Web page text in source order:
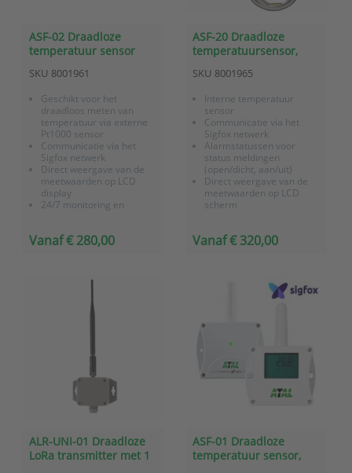
ASF-02 Draadloze
temperatuur sensor
batterij gevoed, met
Sigfox communicatie
SKU 8001961
Geschikt voor het
draadloos meten van
temperatuur via externe
Pt1000 sensor
Communicatie via het
Sigfox netwerk
Direct weergave van de
meetwaarden op LCD
display
24/7 monitoring en
Batterij gevoed (Lithium
Vanaf € 280,00
ASF-20 Draadloze
temperatuursensor,
twee ingangen voor
status meldingen
(Sigfox communicatie)
SKU 8001965
Interne temperatuur
sensor
Communicatie via het
Sigfox netwerk
Alarmstatussen voor
status meldingen
(open/dicht, aan/uit)
Direct weergave van de
meetwaarden op LCD
scherm
IP65
Vanaf € 320,00
ALR-UNI-01 Draadloze
LoRa transmitter met 1
ASF-01 Draadloze
temperatuur sensor,